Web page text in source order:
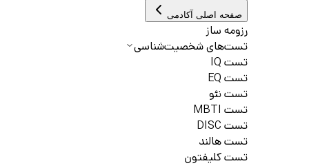
صفحه اصلی آکادمی
رزومه ساز
تست‌های شخصیت‌شناسی
تست IQ
تست EQ
تست نئو
تست MBTI
تست DISC
تست هالند
تست کلیفتون